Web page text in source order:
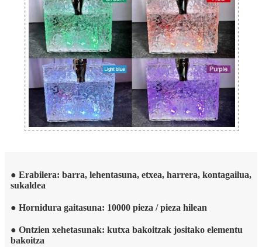
● Erabilera: barra, lehentasuna, etxea, harrera, kontagailua,
sukaldea
● Hornidura gaitasuna: 10000 pieza / pieza hilean
● Ontzien xehetasunak: kutxa bakoitzak jositako elementu
bakoitza